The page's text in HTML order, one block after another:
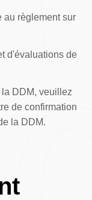
au règlement sur
d'évaluations de
DDM, veuillez
de confirmation
la DDM.